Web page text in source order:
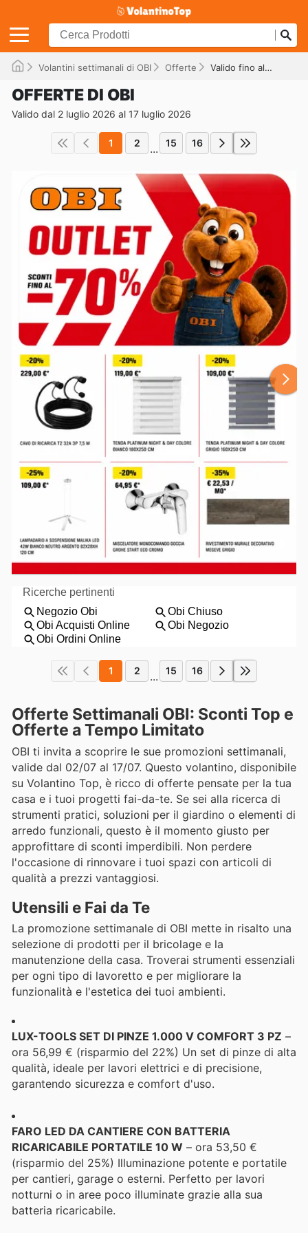
Volantini settimanali di OBI Offerte Valido fino al 17/07/2026
OFFERTE DI OBI
Valido dal 2 luglio 2026 al 17 luglio 2026
1 2 ... 15 16
1 2 ... 15 16
Offerte Settimanali OBI: Sconti Top e
Offerte a Tempo Limitato
OBI ti invita a scoprire le sue promozioni settimanali,
valide dal 02/07 al 17/07. Questo volantino, disponibile
su Volantino Top, è ricco di offerte pensate per la tua
casa e i tuoi progetti fai-da-te. Se sei alla ricerca di
strumenti pratici, soluzioni per il giardino o elementi di
arredo funzionali, questo è il momento giusto per
approfittare di sconti imperdibili. Non perdere
l'occasione di rinnovare i tuoi spazi con articoli di
qualità a prezzi vantaggiosi.
Utensili e Fai da Te
La promozione settimanale di OBI mette in risalto una
selezione di prodotti per il bricolage e la
manutenzione della casa. Troverai strumenti essenziali
per ogni tipo di lavoretto e per migliorare la
funzionalità e l'estetica dei tuoi ambienti.
LUX-TOOLS SET DI PINZE 1.000 V COMFORT 3 PZ –
ora 56,99 € (risparmio del 22%) Un set di pinze di alta
qualità, ideale per lavori elettrici e di precisione,
garantendo sicurezza e comfort d'uso.
FARO LED DA CANTIERE CON BATTERIA
RICARICABILE PORTATILE 10 W – ora 53,50 €
(risparmio del 25%) Illuminazione potente e portatile
per cantieri, garage o esterni. Perfetto per lavori
notturni o in aree poco illuminate grazie alla sua
batteria ricaricabile.